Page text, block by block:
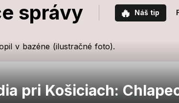
správy 🔥 Náš tip
pri Košiciach: